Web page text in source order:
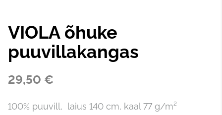
VIOLA õhuke
puuvillakangas
29,50 €
100% puuvill, laius 140 cm, kaal 77 g/m²